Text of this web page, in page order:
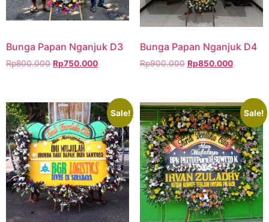
Bunga Papan Nganjuk D3
Rp800.000 Rp750.000
Bunga Papan Nganjuk D4
Rp900.000 Rp850.000
Sale! Sale!